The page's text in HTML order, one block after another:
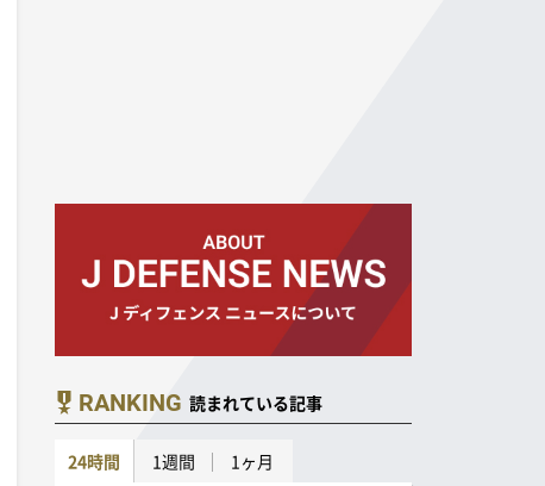
RANKING 読まれている記事
24時間 1週間 1ヶ月